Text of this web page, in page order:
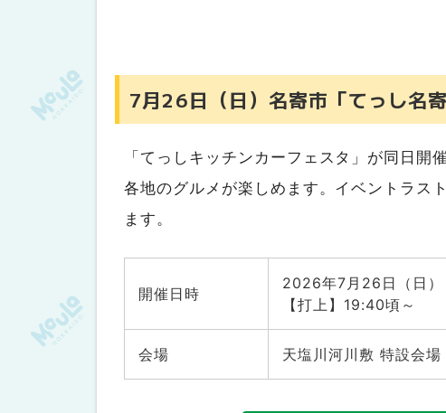
8月1日（土）ニセコ町「第46回小さなふ
8月1日（土）・2日（日）倶知安町「くっ
8月10日（月）岩内町「岩内町宿花火」
8月14日（金）京極町「第43回 きょうご
【昨年情報】9月6日（土）小樽市「第18
【2026年休止】小樽市「朝里川花火大会」
胆振エリア
4月28日（火）～10月31日（土）洞爺湖
7月26日（日）名寄市「てっし名寄
「てっしキッチンカーフェスタ」が同日開
各地のグルメが楽しめます。イベントラス
ます。
開催日時
2026年7月26日（日）
【打上】19:40頃～
会場 天塩川河川敷 特設会場